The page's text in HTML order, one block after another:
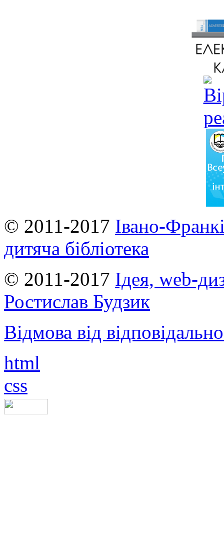
© 2011-2017 Івано-
дитяча бібліотека
© 2011-2017 Ідея, web-
Ростислав Будзик
Відмова від
html
css